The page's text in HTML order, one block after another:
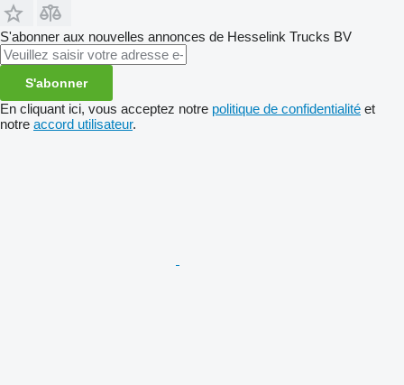
S'abonner aux nouvelles annonces de Hesselink Trucks BV
S'abonner
En cliquant ici, vous acceptez notre politique de confidentialité et
notre accord utilisateur.